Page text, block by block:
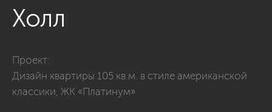
Холл
Проект:
Дизайн квартиры 105 кв.м. в стиле американской
классики, ЖК «Платинум»